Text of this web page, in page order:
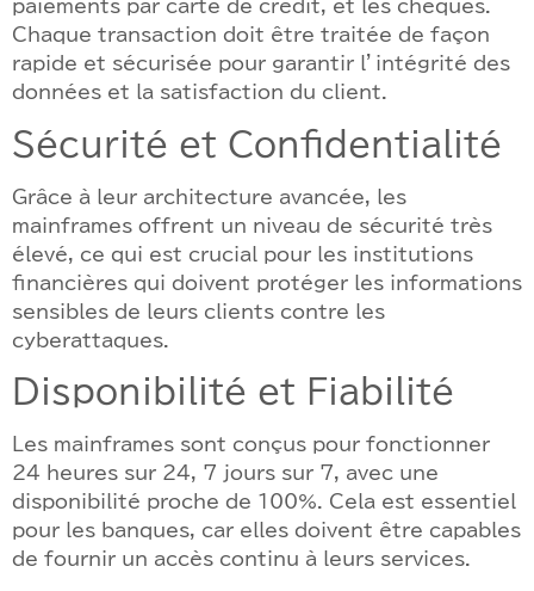
paiements par carte de crédit, et les chèques.
Chaque transaction doit être traitée de façon
rapide et sécurisée pour garantir l’intégrité des
données et la satisfaction du client.
Sécurité et Confidentialité
Grâce à leur architecture avancée, les
mainframes offrent un niveau de sécurité très
élevé, ce qui est crucial pour les institutions
financières qui doivent protéger les informations
sensibles de leurs clients contre les
cyberattaques.
Disponibilité et Fiabilité
Les mainframes sont conçus pour fonctionner
24 heures sur 24, 7 jours sur 7, avec une
disponibilité proche de 100%. Cela est essentiel
pour les banques, car elles doivent être capables
de fournir un accès continu à leurs services.